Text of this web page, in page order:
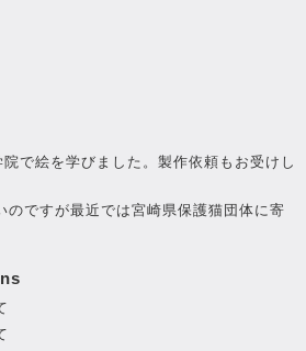
で絵を学びました。製作依頼もお受けし
のですが最近では宮崎県保護猫団体に寄